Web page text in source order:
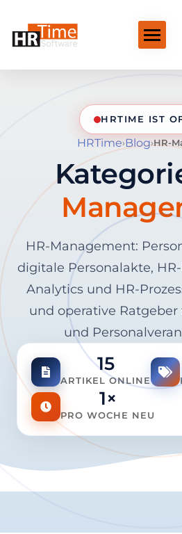
HRTIME IST
HRTime›Blog›HR-
HR-Management:
digitale Personalakte,
Analytics und HR-
und operative
und
15
ARTIKEL ONLINE
1×
PRO WOCHE NEU